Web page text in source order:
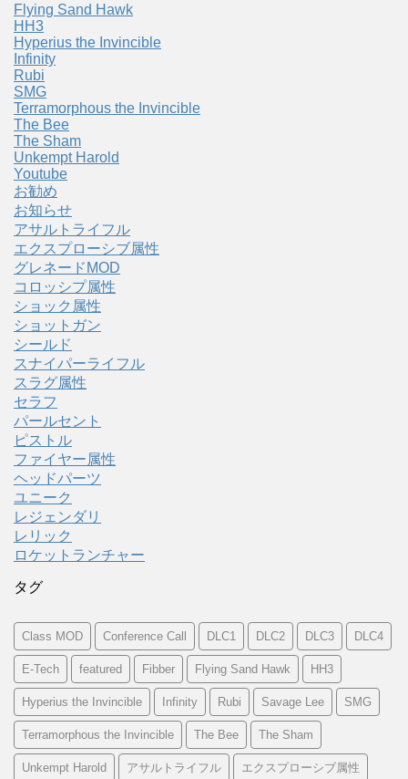
Flying Sand Hawk
HH3
Hyperius the Invincible
Infinity
Rubi
SMG
Terramorphous the Invincible
The Bee
The Sham
Unkempt Harold
Youtube
お勧め
お知らせ
アサルトライフル
エクスプローシブ属性
グレネードMOD
コロッシプ属性
ショック属性
ショットガン
シールド
スナイパーライフル
スラグ属性
セラフ
パールセント
ピストル
ファイヤー属性
ヘッドパーツ
ユニーク
レジェンダリ
レリック
ロケットランチャー
タグ
Class MOD Conference Call DLC1 DLC2 DLC3 DLC4
E-Tech featured Fibber Flying Sand Hawk HH3
Hyperius the Invincible Infinity Rubi Savage Lee SMG
Terramorphous the Invincible The Bee The Sham
Unkempt Harold アサルトライフル エクスプローシブ属性